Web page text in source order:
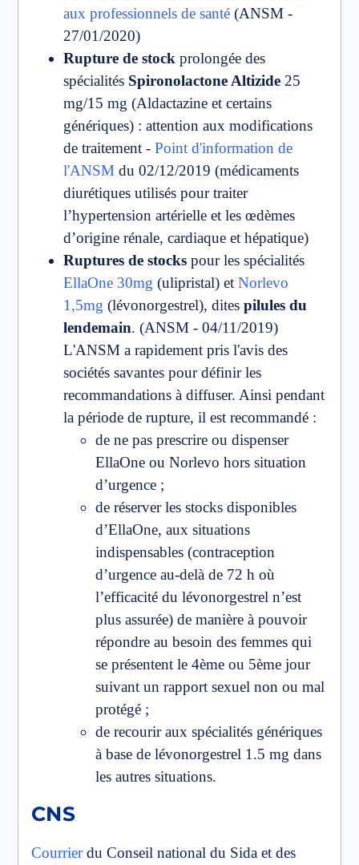
aux professionnels de santé (ANSM -
27/01/2020)
Rupture de stock prolongée des
spécialités Spironolactone Altizide 25
mg/15 mg (Aldactazine et certains
génériques) : attention aux modifications
de traitement - Point d'information de
l'ANSM du 02/12/2019 (médicaments
diurétiques utilisés pour traiter
l’hypertension artérielle et les œdèmes
d’origine rénale, cardiaque et hépatique)
Ruptures de stocks pour les spécialités
EllaOne 30mg (ulipristal) et Norlevo
1,5mg (lévonorgestrel), dites pilules du
lendemain. (ANSM - 04/11/2019)
L'ANSM a rapidement pris l'avis des
sociétés savantes pour définir les
recommandations à diffuser. Ainsi pendant
la période de rupture, il est recommandé :
de ne pas prescrire ou dispenser
EllaOne ou Norlevo hors situation
d’urgence ;
de réserver les stocks disponibles
d’EllaOne, aux situations
indispensables (contraception
d’urgence au-delà de 72 h où
l’efficacité du lévonorgestrel n’est
plus assurée) de manière à pouvoir
répondre au besoin des femmes qui
se présentent le 4ème ou 5ème jour
suivant un rapport sexuel non ou mal
protégé ;
de recourir aux spécialités génériques
à base de lévonorgestrel 1.5 mg dans
les autres situations.
CNS
Courrierdu Conseil national du Sida et des